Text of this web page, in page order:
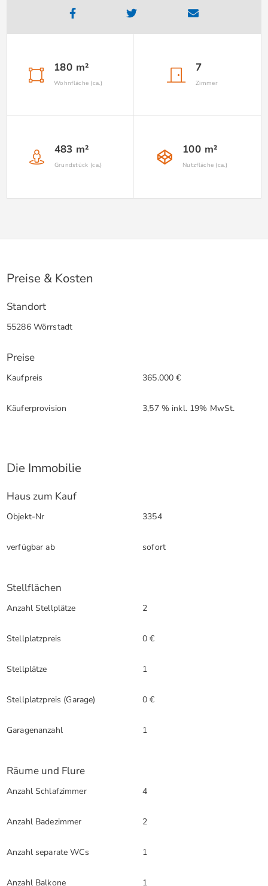
180 m²
Wohnfläche (ca.)
7
Zimmer
483 m²
Grundstück (ca.)
100 m²
Nutzfläche (ca.)
Preise & Kosten
Standort
55286 Wörrstadt
Preise
Kaufpreis 365.000 €
Käuferprovision 3,57 % inkl. 19% MwSt.
Die Immobilie
Haus zum Kauf
Objekt-Nr 3354
verfügbar ab sofort
Stellflächen
Anzahl Stellplätze 2
Stellplatzpreis 0 €
Stellplätze 1
Stellplatzpreis (Garage) 0 €
Garagenanzahl 1
Räume und Flure
Anzahl Schlafzimmer 4
Anzahl Badezimmer 2
Anzahl separate WCs 1
Anzahl Balkone 1